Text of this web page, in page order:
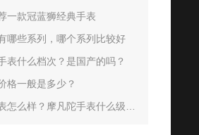
一款冠蓝狮经典手表
哪些系列，哪个系列比较好
表什么档次？是国产的吗？
格一般是多少？
怎么样？摩凡陀手表什么级